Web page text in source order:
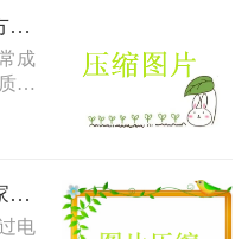
需
图片大了怎么压缩？这三个方法帮你轻松解决！
成
量
仅
速
压
。
照片过大如何压缩？教会大家这4种压缩方法！
电